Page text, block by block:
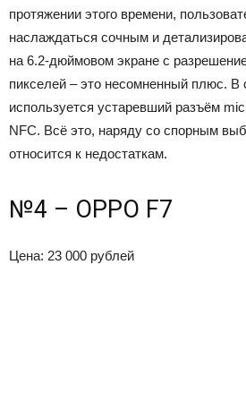
протяжении этого времени,
наслаждаться сочным и
на 6.2-дюймовом экране с
пикселей – это несомненный плюс. В
используется устаревший разъём
NFC. Всё это, наряду со спорным
относится к недостаткам.
№4 – OPPO F7
Цена: 23 000 рублей